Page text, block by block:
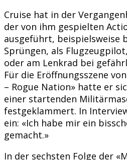
Cruise hat in der
der von ihm gespielten
ausgeführt, beispielsweise
Sprüngen, als
oder am Lenkrad bei
Für die Eröffnungsszene
– Rogue Nation» hatte er
einer startenden
festgeklammert. In
ein: «Ich habe mir ein
gemacht.»
In der sechsten Folge der